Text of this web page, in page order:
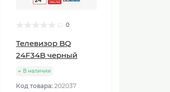
0
Телевизор BQ
24F34B черный
В наличии
Код товара: 202037